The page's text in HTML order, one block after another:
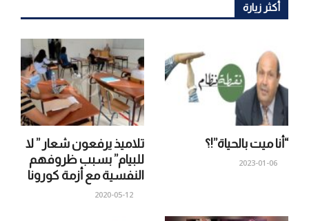
أكثر زيارة
تلاميذ يرفعون شعار ” لا
للبيام” بسبب ظروفهم
النفسية مع أزمة كورونا
2020-05-12
“أنا ميت بالحياة”!؟
2023-01-06